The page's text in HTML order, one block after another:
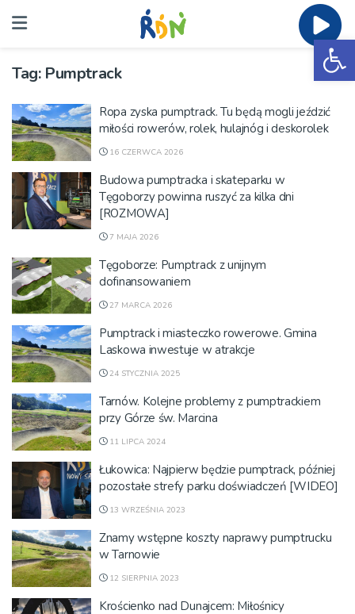
Tag: Pumptrack
Ropa zyska pumptrack. Tu będą mogli jeździć
miłości rowerów, rolek, hulajnóg i deskorolek
16 CZERWCA 2026
Budowa pumptracka i skateparku w
Tęgoborzy powinna ruszyć za kilka dni
[ROZMOWA]
7 MAJA 2026
Tęgoborze: Pumptrack z unijnym
dofinansowaniem
27 MARCA 2026
Pumptrack i miasteczko rowerowe. Gmina
Laskowa inwestuje w atrakcje
24 STYCZNIA 2025
Tarnów. Kolejne problemy z pumptrackiem
przy Górze św. Marcina
11 LIPCA 2024
Łukowica: Najpierw będzie pumptrack, później
pozostałe strefy parku doświadczeń [WIDEO]
13 WRZEŚNIA 2023
Znamy wstępne koszty naprawy pumptrucku
w Tarnowie
12 SIERPNIA 2023
Krościenko nad Dunajcem: Miłośnicy